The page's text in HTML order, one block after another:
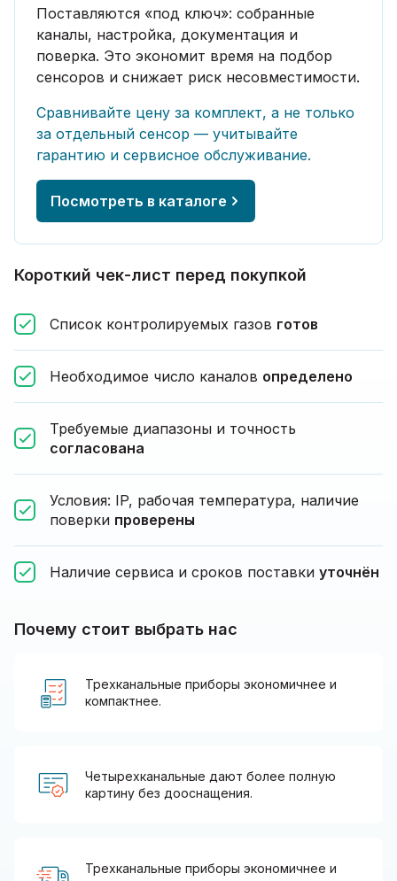
Поставляются «под ключ»: собранные
каналы, настройка, документация и
поверка. Это экономит время на подбор
сенсоров и снижает риск несовместимости.
Сравнивайте цену за комплект, а не только
за отдельный сенсор — учитывайте
гарантию и сервисное обслуживание.
Посмотреть в каталоге
Короткий чек-лист перед покупкой
Список контролируемых газов готов
Необходимое число каналов определено
Требуемые диапазоны и точность
согласована
Условия: IP, рабочая температура, наличие
поверки проверены
Наличие сервиса и сроков поставки уточнён
Почему стоит выбрать нас
Трехканальные приборы экономичнее и
компактнее.
Четырехканальные дают более полную
картину без дооснащения.
Трехканальные приборы экономичнее и